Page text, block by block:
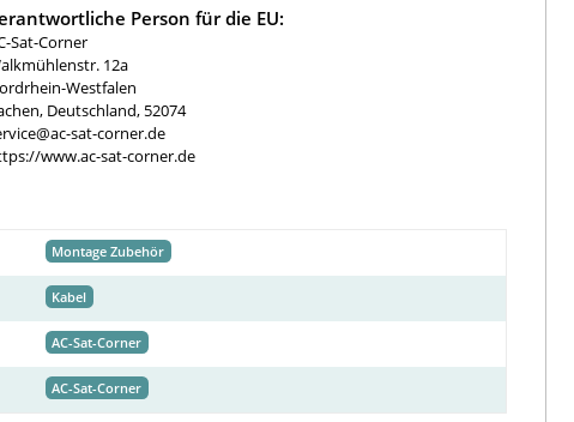
Person für die EU:
Sat-Corner
12a
Westfalen
Deutschland, 52074
sat-corner.de
www.ac-sat-corner.de
Montage Zubehör
Kabel
AC-Sat-Corner
AC-Sat-Corner